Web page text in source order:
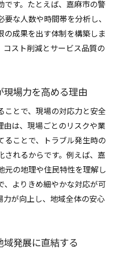
です。たとえば、嘉麻市の警
な人数や時間帯を分析し、
成果を出す体制を構築しま
コスト削減とサービス品質の
場力を高める理由
ことで、現場の対応力と安全
由は、現場ごとのリスクや業
ることで、トラブル発生時の
れるからです。例えば、嘉
元の地理や住民特性を理解し
、よりきめ細やかな対応が可
が向上し、地域全体の安心
発展に直結する